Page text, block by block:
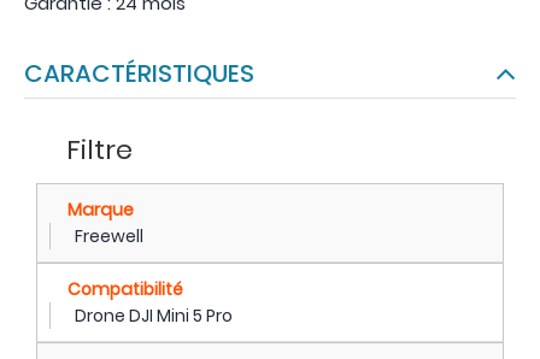
CARACTÉRISTIQUES
Filtre
Marque
Freewell
Compatibilité
Drone DJI Mini 5 Pro